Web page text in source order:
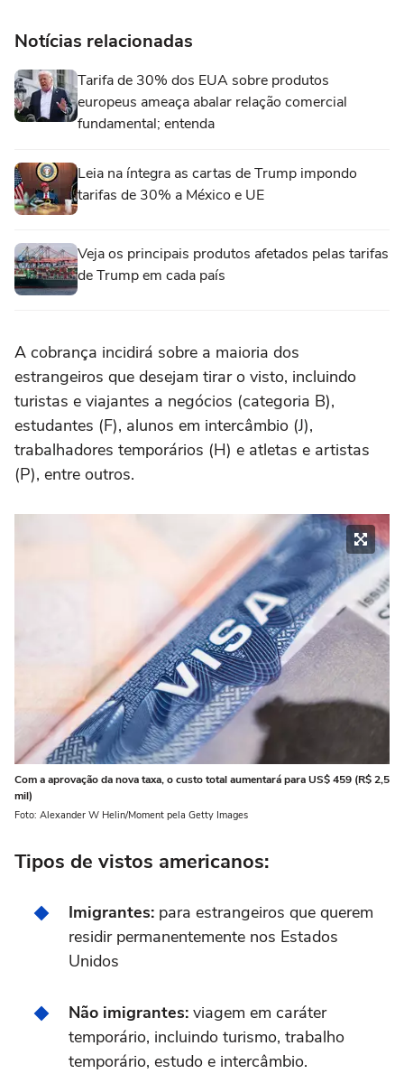
Notícias relacionadas
Tarifa de 30% dos EUA sobre produtos
europeus ameaça abalar relação comercial
fundamental; entenda
Leia na íntegra as cartas de Trump impondo
tarifas de 30% a México e UE
Veja os principais produtos afetados pelas tarifas
de Trump em cada país
A cobrança incidirá sobre a maioria dos
estrangeiros que desejam tirar o visto, incluindo
turistas e viajantes a negócios (categoria B),
estudantes (F), alunos em intercâmbio (J),
trabalhadores temporários (H) e atletas e artistas
(P), entre outros.
Com a aprovação da nova taxa, o custo total aumentará para US$ 459 (R$ 2,5
mil)
Foto: Alexander W Helin/Moment pela Getty Images
Tipos de vistos americanos:
Imigrantes: para estrangeiros que querem
residir permanentemente nos Estados
Unidos
Não imigrantes: viagem em caráter
temporário, incluindo turismo, trabalho
temporário, estudo e intercâmbio.